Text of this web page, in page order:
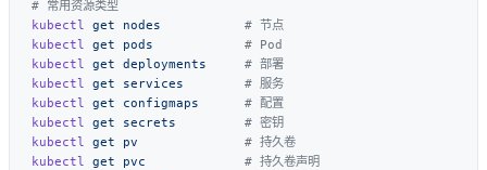
kubectl get nodes
kubectl get pods
kubectl get deployments
kubectl get services
kubectl get configmaps
kubectl get secrets
kubectl get pv
kubectl get pvc